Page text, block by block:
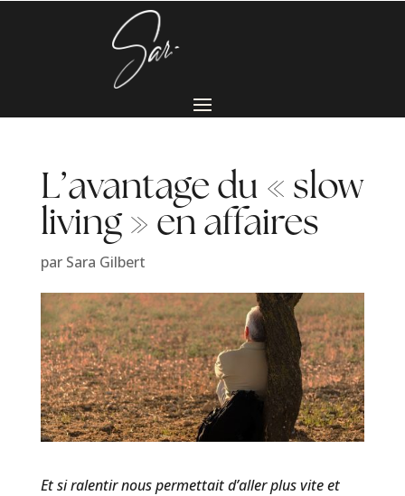
L’avantage du « slow
living » en affaires
par Sara Gilbert
Et si ralentir nous permettait d’aller plus vite et